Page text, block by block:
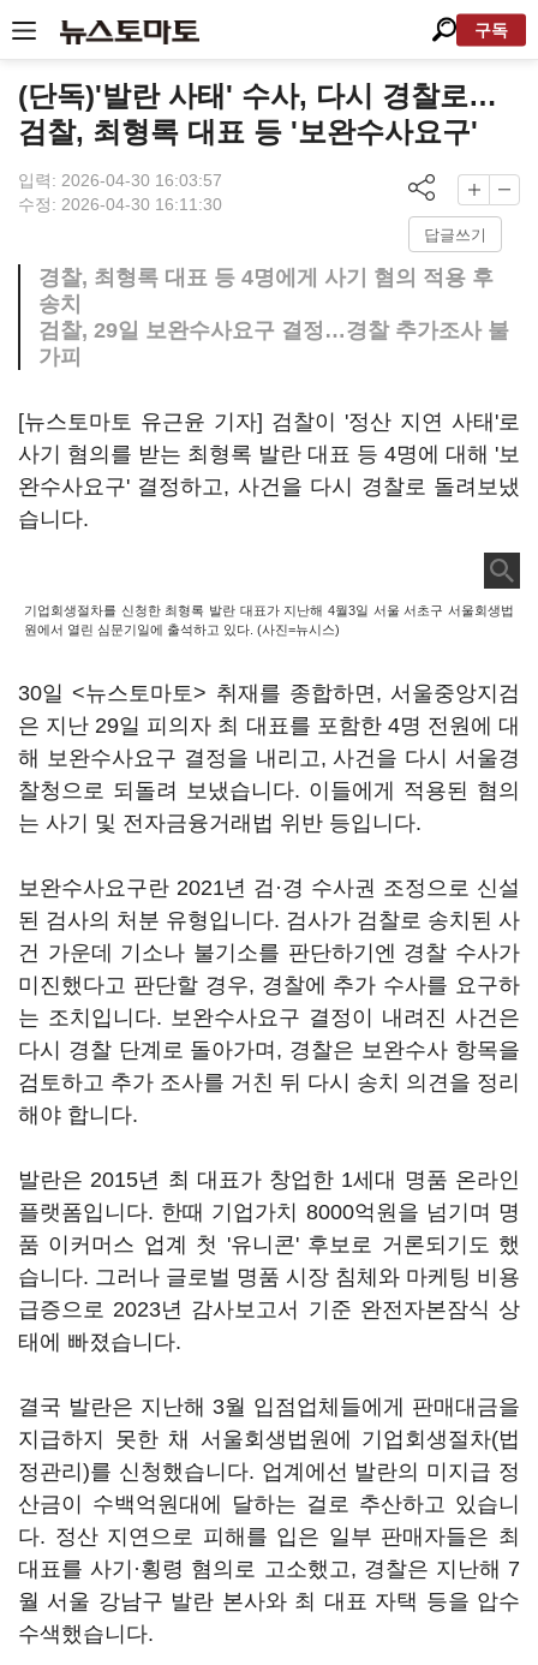
구독
(단독)'발란 사태' 수사, 다시 경찰로…
검찰, 최형록 대표 등 '보완수사요구'
입력: 2026-04-30 16:03:57
수정: 2026-04-30 16:11:30
답글쓰기
경찰, 최형록 대표 등 4명에게 사기 혐의 적용 후
송치
검찰, 29일 보완수사요구 결정…경찰 추가조사 불
가피
[뉴스토마토 유근윤 기자] 검찰이 '정산 지연 사태'로
사기 혐의를 받는 최형록 발란 대표 등 4명에 대해 '보
완수사요구' 결정하고, 사건을 다시 경찰로 돌려보냈
습니다.
기업회생절차를 신청한 최형록 발란 대표가 지난해 4월3일 서울 서초구 서울회생법
원에서 열린 심문기일에 출석하고 있다. (사진=뉴시스)
30일 <뉴스토마토> 취재를 종합하면, 서울중앙지검
은 지난 29일 피의자 최 대표를 포함한 4명 전원에 대
해 보완수사요구 결정을 내리고, 사건을 다시 서울경
찰청으로 되돌려 보냈습니다. 이들에게 적용된 혐의
는 사기 및 전자금융거래법 위반 등입니다.
보완수사요구란 2021년 검·경 수사권 조정으로 신설
된 검사의 처분 유형입니다. 검사가 검찰로 송치된 사
건 가운데 기소나 불기소를 판단하기엔 경찰 수사가
미진했다고 판단할 경우, 경찰에 추가 수사를 요구하
는 조치입니다. 보완수사요구 결정이 내려진 사건은
다시 경찰 단계로 돌아가며, 경찰은 보완수사 항목을
검토하고 추가 조사를 거친 뒤 다시 송치 의견을 정리
해야 합니다.
발란은 2015년 최 대표가 창업한 1세대 명품 온라인
플랫폼입니다. 한때 기업가치 8000억원을 넘기며 명
품 이커머스 업계 첫 '유니콘' 후보로 거론되기도 했
습니다. 그러나 글로벌 명품 시장 침체와 마케팅 비용
급증으로 2023년 감사보고서 기준 완전자본잠식 상
태에 빠졌습니다.
결국 발란은 지난해 3월 입점업체들에게 판매대금을
지급하지 못한 채 서울회생법원에 기업회생절차(법
정관리)를 신청했습니다. 업계에선 발란의 미지급 정
산금이 수백억원대에 달하는 걸로 추산하고 있습니
다. 정산 지연으로 피해를 입은 일부 판매자들은 최
대표를 사기·횡령 혐의로 고소했고, 경찰은 지난해 7
월 서울 강남구 발란 본사와 최 대표 자택 등을 압수
수색했습니다.